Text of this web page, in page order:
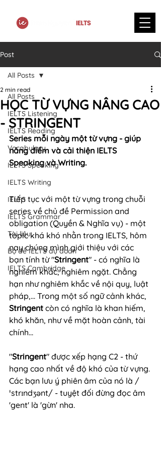
Post
All Posts
IELTS Listening
IELTS Reading
Vocabulary
IELTS Speaking
IELTS Writing
IELTS
IELTS Grammar
Tài liệu
Bộ đề IELTS dự đoán
IELTS Cambridge
All Posts
HỌC TỪ VỰNG NÂNG CAO
- STRINGENT
2 min read
Series mỗi ngày một từ vựng - giúp
nâng điểm và cải thiện IELTS
Speaking và Writing.
Tiếp tục với một từ vựng trong chuỗi
series về chủ đề Permission and
obligation (Quyền & Nghĩa vụ) - một
topic khá khó nhằn trong IELTS, hôm
nay chúng mình giới thiệu với các
bạn tính từ "Stringent" - có nghĩa là
nghiêm khắc, nghiêm ngặt. Chẳng
hạn như nghiêm khắc về nội quy, luật
pháp,... Trong một số ngữ cảnh khác,
Stringent còn có nghĩa là khan hiếm,
khó khăn, như về mặt hoàn cảnh, tài
chính...
"Stringent" được xếp hạng C2 - thứ
hạng cao nhất về độ khó của từ vựng.
Các bạn lưu ý phiên âm của nó là /
ˈstrɪndʒənt/ - tuyệt đối đừng đọc âm
'gent' là 'gừn' nha.